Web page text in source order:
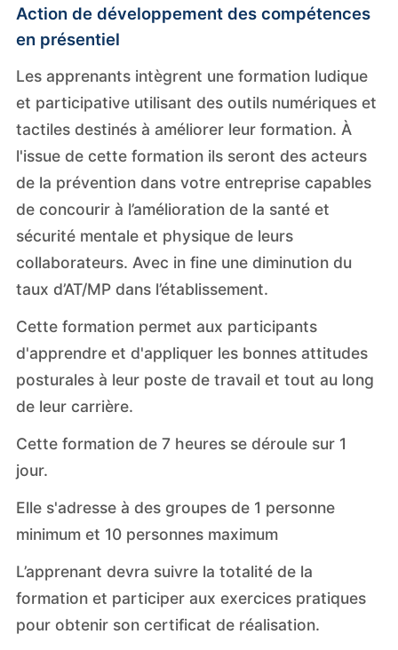
Action de développement des compétences
en présentiel
Les apprenants intègrent une formation ludique
et participative utilisant des outils numériques et
tactiles destinés à améliorer leur formation. À
l'issue de cette formation ils seront des acteurs
de la prévention dans votre entreprise capables
de concourir à l’amélioration de la santé et
sécurité mentale et physique de leurs
collaborateurs. Avec in fine une diminution du
taux d’AT/MP dans l’établissement.
Cette formation permet aux participants
d'apprendre et d'appliquer les bonnes attitudes
posturales à leur poste de travail et tout au long
de leur carrière.
Cette formation de 7 heures se déroule sur 1
jour.
Elle s'adresse à des groupes de 1 personne
minimum et 10 personnes maximum
L’apprenant devra suivre la totalité de la
formation et participer aux exercices pratiques
pour obtenir son certificat de réalisation.